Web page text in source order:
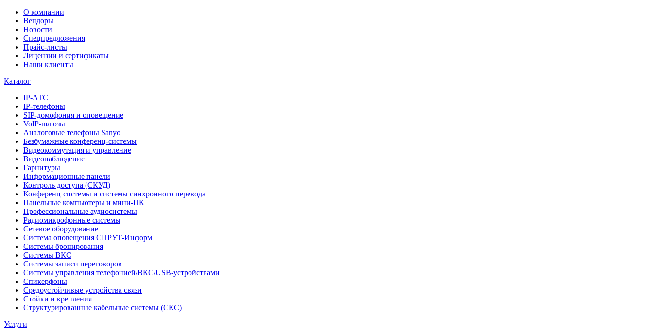
О компании
Вендоры
Новости
Спецпредложения
Прайс-листы
Лицензии и сертификаты
Наши клиенты
Каталог
IP-АТС
IP-телефоны
SIP-домофония и оповещение
VoIP-шлюзы
Аналоговые телефоны Sanyo
Безбумажные конференц-системы
Видеокоммутация и управление
Видеонаблюдение
Гарнитуры
Информационные панели
Контроль доступа (СКУД)
Конференц-системы и системы синхронного перевода
Панельные компьютеры и мини-ПК
Профессиональные аудиосистемы
Радиомикрофонные системы
Сетевое оборудование
Система оповещения СПРУТ-Информ
Системы бронирования
Системы ВКС
Системы записи переговоров
Системы управления телефонией/ВКС/USB-устройствами
Спикерфоны
Средоустойчивые устройства связи
Стойки и крепления
Структурированные кабельные системы (СКС)
Услуги